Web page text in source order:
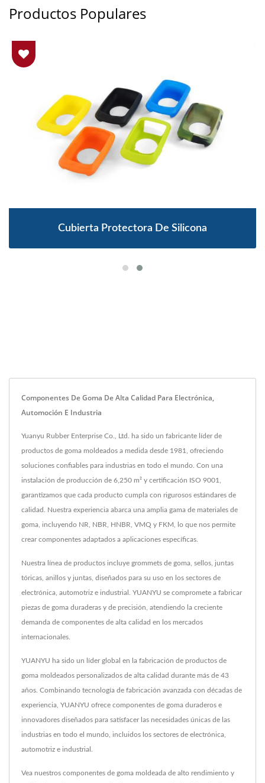
Productos Populares
Cubierta Protectora De Silicona
Componentes De Goma De Alta Calidad Para Electrónica,
Automoción E Industria
Yuanyu Rubber Enterprise Co., Ltd. ha sido un fabricante líder de
productos de goma moldeados a medida desde 1981, ofreciendo
soluciones confiables para industrias en todo el mundo. Con una
instalación de producción de 6,250 m² y certificación ISO 9001,
garantizamos que cada producto cumpla con rigurosos estándares de
calidad. Nuestra experiencia abarca una amplia gama de materiales de
goma, incluyendo NR, NBR, HNBR, VMQ y FKM, lo que nos permite
crear componentes adaptados a aplicaciones específicas.
Nuestra línea de productos incluye grommets de goma, sellos, juntas
tóricas, anillos y juntas, diseñados para su uso en los sectores de
electrónica, automotriz e industrial. YUANYU se compromete a fabricar
piezas de goma duraderas y de precisión, atendiendo la creciente
demanda de componentes de alta calidad en los mercados
internacionales.
YUANYU ha sido un líder global en la fabricación de productos de
goma moldeados personalizados de alta calidad durante más de 43
años. Combinando tecnología de fabricación avanzada con décadas de
experiencia, YUANYU ofrece componentes de goma duraderos e
innovadores diseñados para satisfacer las necesidades únicas de las
industrias en todo el mundo, incluidos los sectores de electrónica,
automotriz e industrial.
Vea nuestros componentes de goma moldeada de alto rendimiento y